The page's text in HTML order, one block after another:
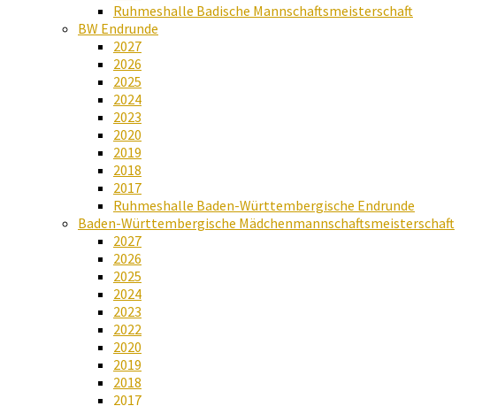
Ruhmeshalle Badische Mannschaftsmeisterschaft
BW Endrunde
2027
2026
2025
2024
2023
2020
2019
2018
2017
Ruhmeshalle Baden-Württembergische Endrunde
Baden-Württembergische Mädchenmannschaftsmeisterschaft
2027
2026
2025
2024
2023
2022
2020
2019
2018
2017